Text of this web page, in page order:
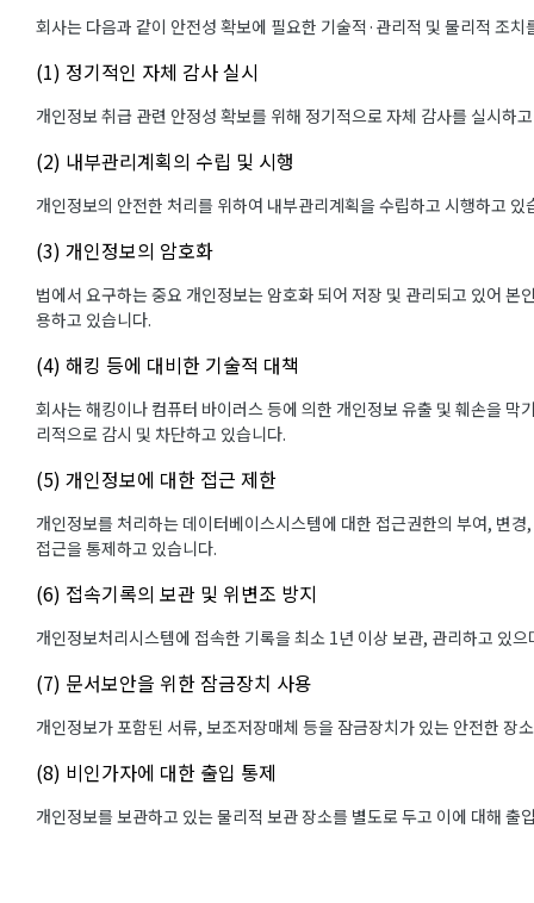
회사는 다음과 같이 안전성 확보에 필요한 기술적·관리적 및 물리적 조치
(1) 정기적인 자체 감사 실시
개인정보 취급 관련 안정성 확보를 위해 정기적으로 자체 감사를 실시하
(2) 내부관리계획의 수립 및 시행
개인정보의 안전한 처리를 위하여 내부관리계획을 수립하고 시행하고 있
(3) 개인정보의 암호화
법에서 요구하는 중요 개인정보는 암호화 되어 저장 및 관리되고 있어
용하고 있습니다.
(4) 해킹 등에 대비한 기술적 대책
회사는 해킹이나 컴퓨터 바이러스 등에 의한 개인정보 유출 및 훼손을
리적으로 감시 및 차단하고 있습니다.
(5) 개인정보에 대한 접근 제한
개인정보를 처리하는 데이터베이스시스템에 대한 접근권한의 부여, 변
접근을 통제하고 있습니다.
(6) 접속기록의 보관 및 위변조 방지
개인정보처리시스템에 접속한 기록을 최소 1년 이상 보관, 관리하고 있
(7) 문서보안을 위한 잠금장치 사용
개인정보가 포함된 서류, 보조저장매체 등을 잠금장치가 있는 안전한 장
(8) 비인가자에 대한 출입 통제
개인정보를 보관하고 있는 물리적 보관 장소를 별도로 두고 이에 대해 출